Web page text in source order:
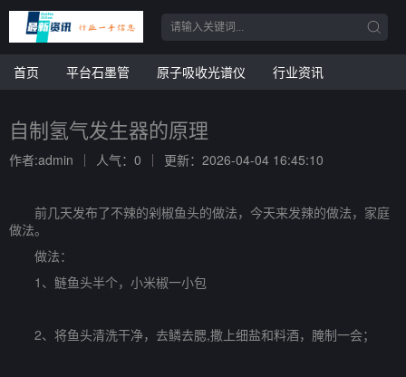
首页 平台石墨管 原子吸收光谱仪 行业资讯
自制氢气发生器的原理
作者:admin 人气：0 更新：2026-04-04 16:45:10
前几天发布了不辣的剁椒鱼头的做法，今天来发辣的做法，家庭
做法。
做法：
1、鲢鱼头半个，小米椒一小包
2、将鱼头清洗干净，去鳞去腮,撒上细盐和料酒，腌制一会；